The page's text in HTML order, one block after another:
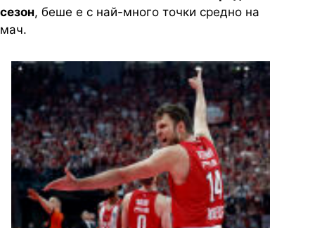
сезон, беше е с най-много точки средно на
мач.